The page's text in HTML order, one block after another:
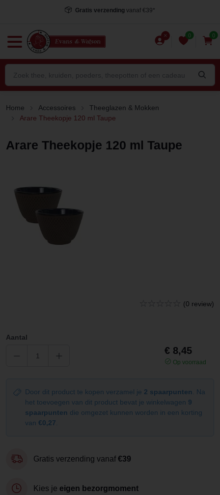
Gratis verzending vanaf €39*
0 0
Home Accessoires
Theeglazen & Mokken
Arare Theekopje 120 ml Taupe
Arare Theekopje 120 ml Taupe
(0 review)
Aantal
€ 8,45
Op voorraad
Door dit product te kopen verzamel je 2 spaarpunten
. Na
het toevoegen van dit product bevat je winkelwagen 9
spaarpunten die omgezet kunnen worden in een korting
van €0,27
Gratis verzending vanaf €39
Kies je eigen bezorgmoment